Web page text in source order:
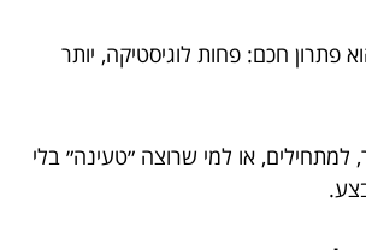
פתרון חכם: פחות לוגיסטיקה, יותר
למתחילים, או למי שרוצה ״טעינה״ בלי